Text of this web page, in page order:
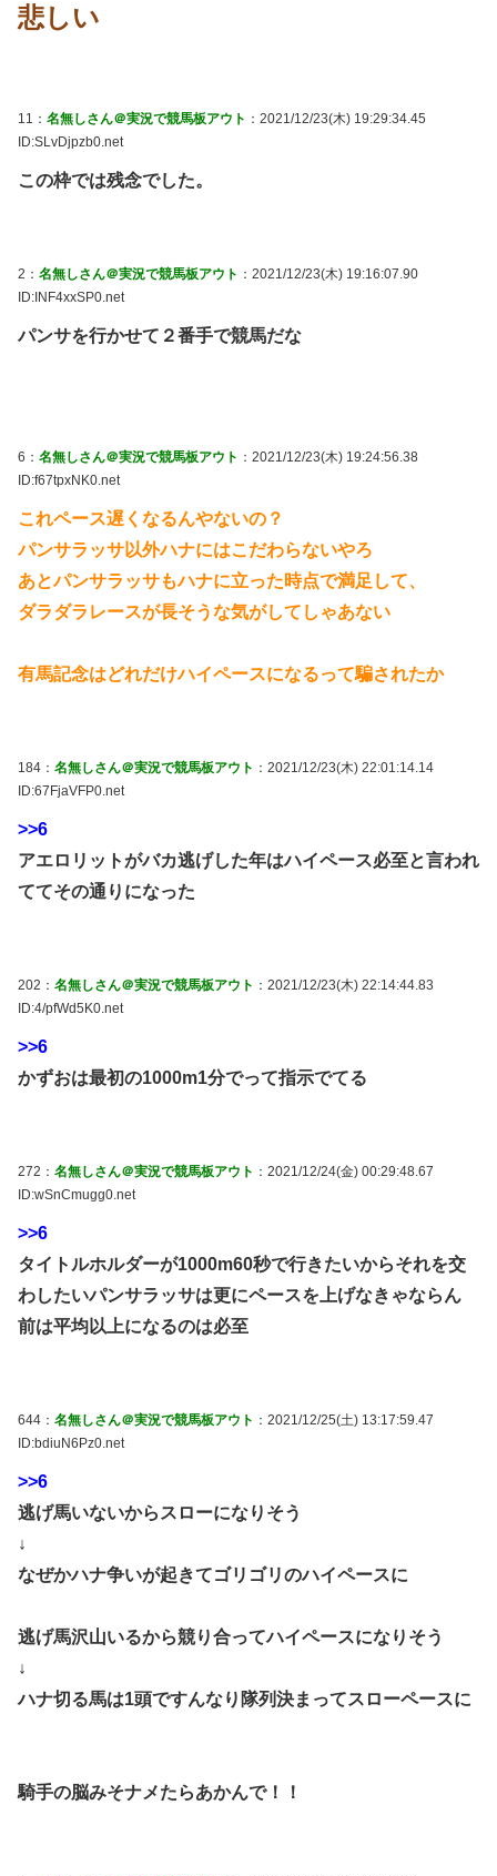
悲しい
11： 名無しさん＠実況で競馬板アウト ：2021/12/23(木) 19:29:34.45
ID:SLvDjpzb0.net
この枠では残念でした。
2： 名無しさん＠実況で競馬板アウト ：2021/12/23(木) 19:16:07.90
ID:INF4xxSP0.net
パンサを行かせて２番手で競馬だな
6： 名無しさん＠実況で競馬板アウト ：2021/12/23(木) 19:24:56.38
ID:f67tpxNK0.net
これペース遅くなるんやないの？
パンサラッサ以外ハナにはこだわらないやろ
あとパンサラッサもハナに立った時点で満足して、
ダラダラレースが長そうな気がしてしゃあない
有馬記念はどれだけハイペースになるって騙されたか
184： 名無しさん＠実況で競馬板アウト ：2021/12/23(木) 22:01:14.14
ID:67FjaVFP0.net
>>6
アエロリットがバカ逃げした年はハイペース必至と言われ
ててその通りになった
202： 名無しさん＠実況で競馬板アウト ：2021/12/23(木) 22:14:44.83
ID:4/pfWd5K0.net
>>6
かずおは最初の1000m1分でって指示でてる
272： 名無しさん＠実況で競馬板アウト ：2021/12/24(金) 00:29:48.67
ID:wSnCmugg0.net
>>6
タイトルホルダーが1000m60秒で行きたいからそれを交
わしたいパンサラッサは更にペースを上げなきゃならん
前は平均以上になるのは必至
644： 名無しさん＠実況で競馬板アウト ：2021/12/25(土) 13:17:59.47
ID:bdiuN6Pz0.net
>>6
逃げ馬いないからスローになりそう
↓
なぜかハナ争いが起きてゴリゴリのハイペースに
逃げ馬沢山いるから競り合ってハイペースになりそう
↓
ハナ切る馬は1頭ですんなり隊列決まってスローペースに
騎手の脳みそナメたらあかんで！！